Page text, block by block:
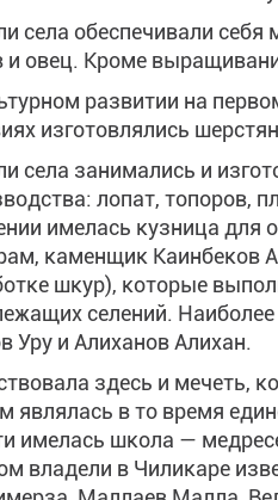
села обеспечивали
и овец. Кроме
развитии на
изготовлялись
села занимались и
лопат, топоров,
имелась кузница для
каменщик Каинбеков
шкур), которые
селений.
Уру и Алиханов Алихан.
здесь и мечеть,
являлась в то время
имелась школа —
владели в Чиликаре